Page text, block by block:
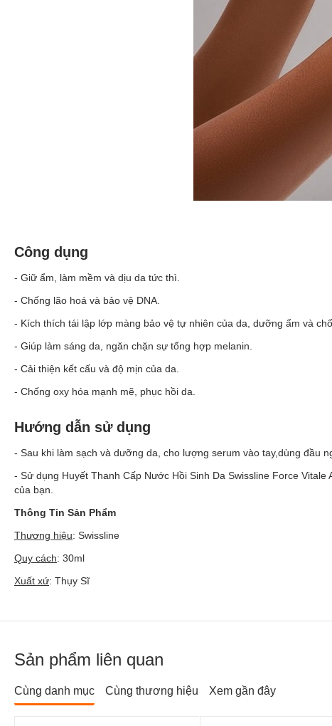
Công dụng
- Giữ ẩm, làm mềm và dịu da tức thì.
- Chống lão hoá và bảo vệ DNA.
- Kích thích tái lập lớp màng bảo vệ tự nhiên của da, dưỡng ẩm và
- Giúp làm sáng da, ngăn chặn sự tổng hợp melanin.
- Cải thiện kết cấu và độ mịn của da.
- Chống oxy hóa mạnh mẽ, phục hồi da.
Hướng dẫn sử dụng
- Sau khi làm sạch và dưỡng da, cho lượng serum vào tay,dùng đầu
- Sử dụng Huyết Thanh Cấp Nước Hồi Sinh Da Swissline Force
của bạn.
Thông Tin Sản Phẩm
Thương hiệu: Swissline
Quy cách: 30ml
Xuất xứ: Thụy Sĩ
Sản phẩm liên quan
Cùng danh mục Cùng thương hiệu Xem gần đây